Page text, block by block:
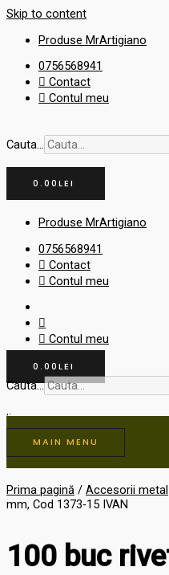
Skip to content
Produse MrArtigiano
0756568941
Contact
Contul meu
Cauta...
0.00 LEI
Produse MrArtigiano
0756568941
Contact
Contul meu
Contul meu
0.00 LEI
Cauta...
MAIN MENU
Prima pagină / Accesorii metal
mm, Cod 1373-15 IVAN
100 buc